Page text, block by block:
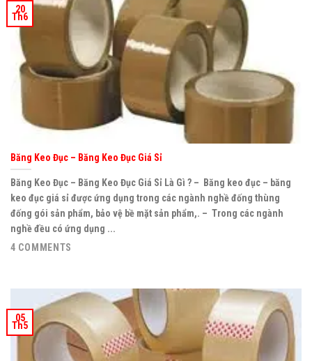
Băng Keo Đục – Băng Keo Đục Giá Sỉ
Băng Keo Đục – Băng Keo Đục Giá Sỉ Là Gì ? – Băng keo đục – băng
keo đục giá sỉ được ứng dụng trong các ngành nghề đống thùng
đống gói sản phẩm, bảo vệ bề mặt sản phẩm,. – Trong các ngành
nghề đều có ứng dụng ...
4 COMMENTS
20
Th6
05
Th5